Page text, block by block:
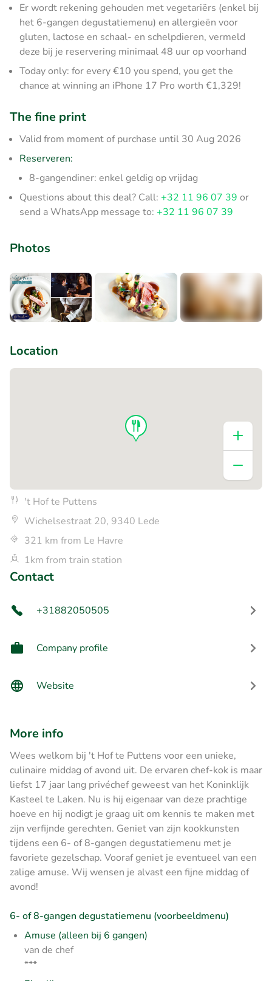
Er wordt rekening gehouden met vegetariërs (enkel bij
het 6-gangen degustatiemenu) en allergieën voor
gluten, lactose en schaal- en schelpdieren, vermeld
deze bij je reservering minimaal 48 uur op voorhand
Today only: for every €10 you spend, you get the
chance at winning an iPhone 17 Pro worth €1,329!
The fine print
Valid from moment of purchase until 30 Aug 2026
Reserveren:
8-gangendiner: enkel geldig op vrijdag
Questions about this deal? Call: +32 11 96 07 39 or
send a WhatsApp message to: +32 11 96 07 39
Photos
Location
't Hof te Puttens
Wichelsestraat 20, 9340 Lede
321 km from Le Havre
1km from train station
Contact
+31882050505
Company profile
Website
More info
Wees welkom bij 't Hof te Puttens voor een unieke,
culinaire middag of avond uit. De ervaren chef-kok is maar
liefst 17 jaar lang privéchef geweest van het Koninklijk
Kasteel te Laken. Nu is hij eigenaar van deze prachtige
hoeve en hij nodigt je graag uit om kennis te maken met
zijn verfijnde gerechten. Geniet van zijn kookkunsten
tijdens een 6- of 8-gangen degustatiemenu met je
favoriete gezelschap. Vooraf geniet je eventueel van een
zalige amuse. Wij wensen je alvast een fijne middag of
avond!
6- of 8-gangen degustatiemenu (voorbeeldmenu)
Amuse (alleen bij 6 gangen)
van de chef
***